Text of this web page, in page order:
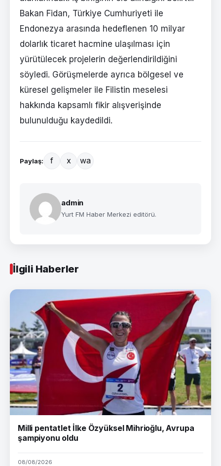
Bakan Fidan, Türkiye Cumhuriyeti ile
Endonezya arasında hedeflenen 10 milyar
dolarlık ticaret hacmine ulaşılması için
yürütülecek projelerin değerlendirildiğini
söyledi. Görüşmelerde ayrıca bölgesel ve
küresel gelişmeler ile Filistin meselesi
hakkında kapsamlı fikir alışverişinde
bulunulduğu kaydedildi.
Paylaş: f x wa
admin
Yurt FM Haber Merkezi editörü.
İlgili Haberler
Milli pentatlet İlke Özyüksel Mihrioğlu, Avrupa
şampiyonu oldu
08/08/2026